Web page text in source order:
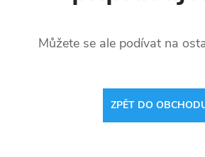
Můžete se ale podívat na
ZPĚT DO